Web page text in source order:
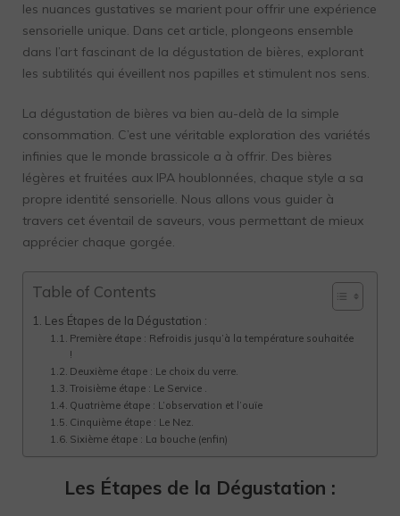
les nuances gustatives se marient pour offrir une expérience
sensorielle unique. Dans cet article, plongeons ensemble
dans l’art fascinant de la dégustation de bières, explorant
les subtilités qui éveillent nos papilles et stimulent nos sens.
La dégustation de bières va bien au-delà de la simple
consommation. C’est une véritable exploration des variétés
infinies que le monde brassicole a à offrir. Des bières
légères et fruitées aux IPA houblonnées, chaque style a sa
propre identité sensorielle. Nous allons vous guider à
travers cet éventail de saveurs, vous permettant de mieux
apprécier chaque gorgée.
Table of Contents
Les Étapes de la Dégustation :
Première étape : Refroidis jusqu’à la température souhaitée
!
Deuxième étape : Le choix du verre.
Troisième étape : Le Service .
Quatrième étape : L’observation et l’ouïe
Cinquième étape : Le Nez.
Sixième étape : La bouche (enfin)
Les Étapes de la Dégustation :